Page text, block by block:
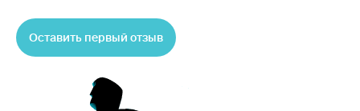
Оставить первый отзыв